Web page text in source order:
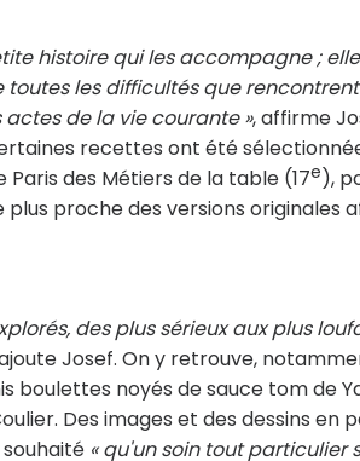
histoire qui les accompagne ;
les difficultés que
de la vie courante », affirme
recettes ont été
des Métiers de la table (17e),
proche des versions originales
des plus sérieux aux plus
Josef. On y retrouve,
boulettes noyés de sauce tom de
Des images et des dessins en
« qu'un soin tout particulier